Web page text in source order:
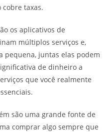
taxas.
os aplicativos de
múltiplos serviços e,
pequena, juntas elas podem
de dinheiro a
que você realmente
são uma grande fonte de
comprar algo sempre que